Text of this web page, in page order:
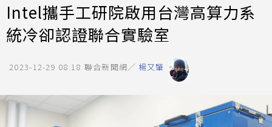
Intel攜手工研院啟用台灣高算力系
統冷卻認證聯合實驗室
2023-12-29 08:18 聯合新聞網／ 楊又肇